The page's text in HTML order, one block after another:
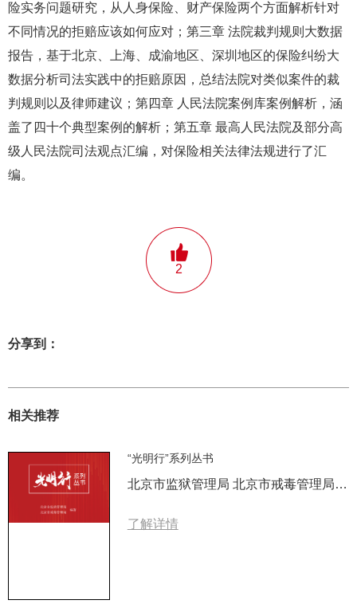
险实务问题研究，从人身保险、财产保险两个方面解析针对
不同情况的拒赔应该如何应对；第三章 法院裁判规则大数据
报告，基于北京、上海、成渝地区、深圳地区的保险纠纷大
数据分析司法实践中的拒赔原因，总结法院对类似案件的裁
判规则以及律师建议；第四章 人民法院案例库案例解析，涵
盖了四十个典型案例的解析；第五章 最高人民法院及部分高
级人民法院司法观点汇编，对保险相关法律法规进行了汇
编。
2
分享到：
相关推荐
“光明行”系列丛书
北京市监狱管理局 北京市戒毒管理局 编著
了解详情